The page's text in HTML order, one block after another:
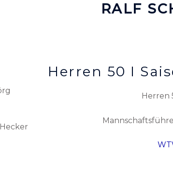
RALF
Herren 50 I
Herren